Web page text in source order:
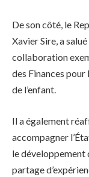
De son côté, le
Xavier Sire, a
collaboration
des Finances pour
de l’enfant.
Il a également
accompagner
le développement
partage